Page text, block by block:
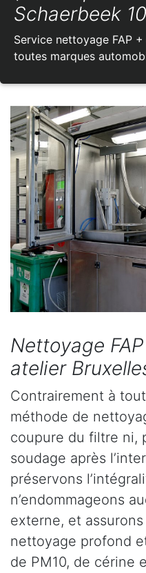
Schaerbeek
Service nettoyage FAP
toutes marques
Nettoyage
atelier
Contrairement à
méthode de
coupure du filtre ni,
soudage après
préservons
n’endommageons
externe, et
nettoyage profond
de PM10, de cérine